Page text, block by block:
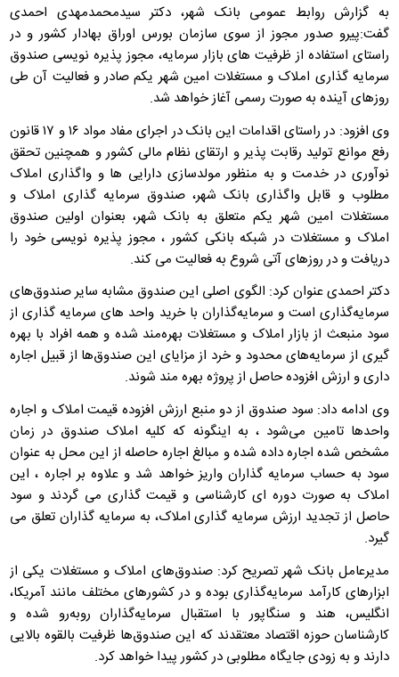
به گزارش روابط عمومی بانک شهر، دکتر سیدمحمدمهدی احمدی
گفت:پیرو صدور مجوز از سوی سازمان بورس اوراق بهادار کشور و در
راستای استفاده از ظرفیت های بازار سرمایه، مجوز پذیره نویسی صندوق
سرمایه گذاری املاک و مستغلات امین شهر یکم صادر و فعالیت آن طی
روزهای آینده به صورت رسمی آغاز خواهد شد.
وی افزود: در راستای اقدامات این بانک در اجرای مفاد مواد ۱۶ و ۱۷ قانون
رفع موانع تولید رقابت پذیر و ارتقای نظام مالی کشور و همچنین تحقق
نوآوری در خدمت و به منظور مولدسازی دارایی ها و واگذاری املاک
مطلوب و قابل واگذاری بانک شهر، صندوق سرمایه گذاری املاک و
مستغلات امین شهر یکم متعلق به بانک شهر، بعنوان اولین صندوق
املاک و مستغلات در شبکه بانکی کشور ، مجوز پذیره نویسی خود را
دریافت و در روزهای آتی شروع به فعالیت می کند.
دکتر احمدی عنوان کرد: الگوی اصلی این صندوق‌ مشابه سایر صندوق‌های
سرمایه‌گذاری است و سرمایه‌گذاران با خرید واحد های سرمایه گذاری از
سود منبعث از بازار املاک و مستغلات بهره‌مند شده و همه افراد با بهره
گیری از سرمایه‌های محدود و خرد از مزایای این صندوق‌ها از قبیل اجاره
داری و ارزش افزوده حاصل از پروژه بهره مند شوند.
وی ادامه داد: سود صندوق از دو منبع ارزش افزوده قیمت املاک و اجاره
واحدها تامین می‌شود ، به اینگونه که کلیه املاک صندوق در زمان
مشخص شده اجاره داده شده و مبالغ اجاره حاصله از این محل به عنوان
سود به حساب سرمایه گذاران واریز خواهد شد و علاوه بر اجاره ، این
املاک به صورت دوره ای کارشناسی و قیمت گذاری می گردند و سود
حاصل از تجدید ارزش سرمایه گذاری املاک، به سرمایه گذاران تعلق می
گیرد.
مدیرعامل بانک شهر تصریح کرد: صندوق‌های املاک و مستغلات یکی از
ابزارهای کارآمد سرمایه‌گذاری بوده و در کشورهای مختلف مانند آمریکا،
انگلیس، هند و سنگاپور با استقبال سرمایه‌گذاران روبه‌رو شده‌ و
کارشناسان حوزه اقتصاد معتقدند که این صندوق‌ها ظرفیت بالقوه بالایی
دارند و به زودی جایگاه مطلوبی در کشور پیدا خواهد کرد.